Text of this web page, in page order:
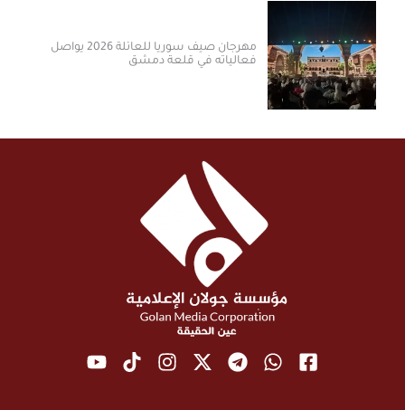
مهرجان صيف سوريا للعائلة 2026 يواصل
فعالياته في قلعة دمشق